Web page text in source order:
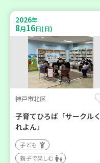
2026年
8月16日(日)
神戸市北区
子育てひろば「サークルく
れよん」
子ども
親子で楽しむ